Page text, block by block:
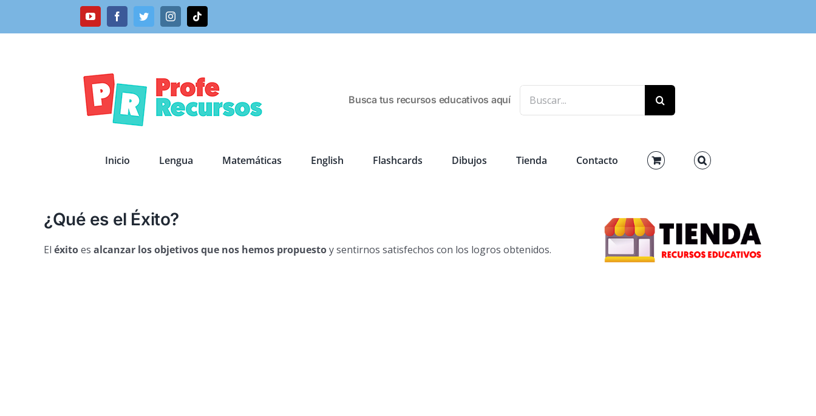
YouTubeFacebookTwitterInstagramTiktok
Busca tus recursos educativos aquí
Inicio Lengua Matemáticas English Flashcards Dibujos Tienda Contacto
¿Qué es el Éxito?
El éxitoes alcanzar los objetivos que nos hemos propuestoy sentirnos satisfechos con los logros obtenidos.